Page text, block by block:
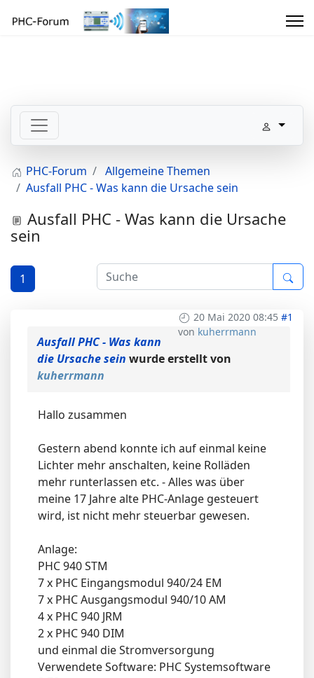
PHC-Forum
Allgemeine Themen
Ausfall PHC - Was kann die Ursache sein
Ausfall PHC - Was kann die Ursache
sein
1
20 Mai 2020 08:45 #1
von kuherrmann
Ausfall PHC - Was kann
die Ursache sein wurde erstellt von
kuherrmann
Hallo zusammen
Gestern abend konnte ich auf einmal keine
Lichter mehr anschalten, keine Rolläden
mehr runterlassen etc. - Alles was über
meine 17 Jahre alte PHC-Anlage gesteuert
wird, ist nicht mehr steuerbar gewesen.
Anlage:
PHC 940 STM
7 x PHC Eingangsmodul 940/24 EM
7 x PHC Ausgangsmodul 940/10 AM
4 x PHC 940 JRM
2 x PHC 940 DIM
und einmal die Stromversorgung
Verwendete Software: PHC Systemsoftware